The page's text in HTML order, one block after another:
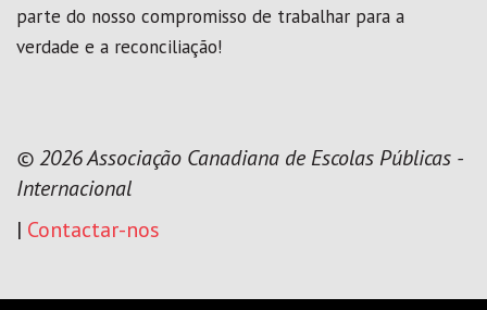
parte do nosso compromisso de trabalhar para a
verdade e a reconciliação!
© 2026 Associação Canadiana de Escolas Públicas -
Internacional
| Contactar-nos